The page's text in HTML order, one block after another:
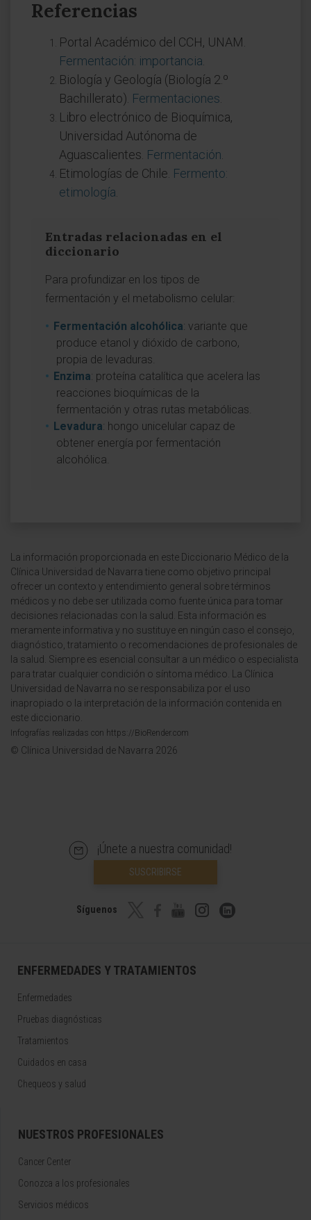
Referencias
Portal Académico del CCH, UNAM.
Fermentación: importancia
Biología y Geología (Biología 2.º
Bachillerato). Fermentaciones
Libro electrónico de Bioquímica,
Universidad Autónoma de
Aguascalientes. Fermentación
Etimologías de Chile. Fermento:
etimología
Entradas relacionadas en el
diccionario
Para profundizar en los tipos de
fermentación y el metabolismo celular:
Fermentación alcohólica: variante que
produce etanol y dióxido de carbono,
propia de levaduras.
Enzima: proteína catalítica que acelera las
reacciones bioquímicas de la
fermentación y otras rutas metabólicas.
Levadura: hongo unicelular capaz de
obtener energía por fermentación
alcohólica.
La información proporcionada en este Diccionario Médico de la
Clínica Universidad de Navarra tiene como objetivo principal
ofrecer un contexto y entendimiento general sobre términos
médicos y no debe ser utilizada como fuente única para tomar
decisiones relacionadas con la salud. Esta información es
meramente informativa y no sustituye en ningún caso el consejo,
diagnóstico, tratamiento o recomendaciones de profesionales de
la salud. Siempre es esencial consultar a un médico o especialista
para tratar cualquier condición o síntoma médico. La Clínica
Universidad de Navarra no se responsabiliza por el uso
inapropiado o la interpretación de la información contenida en
este diccionario.
Infografías realizadas con https://BioRender.com
© Clínica Universidad de Navarra 2026
¡Únete a nuestra comunidad!
SUSCRIBIRSE
Síguenos
ENFERMEDADES Y TRATAMIENTOS
Enfermedades
Pruebas diagnósticas
Tratamientos
Cuidados en casa
Chequeos y salud
NUESTROS PROFESIONALES
Cancer Center
Conozca a los profesionales
Servicios médicos